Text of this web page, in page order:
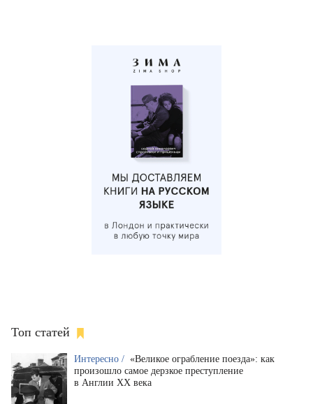
Топ статей
Интересно / «Великое ограбление поезда»: как
произошло самое дерзкое преступление
в Англии XX века